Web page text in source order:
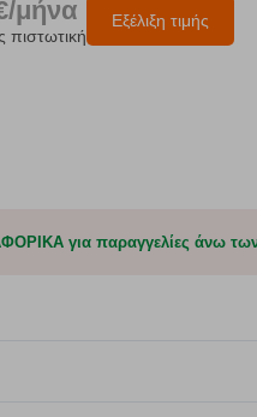
Εξέλιξη τιμής
μήνα
πιστωτική
για παραγγελίες άνω